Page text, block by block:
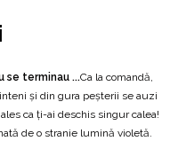
se terminau ...Ca la comandă,
și din gura peșterii se auzi
ca ți-ai deschis singur calea!
de o stranie lumină violetă.